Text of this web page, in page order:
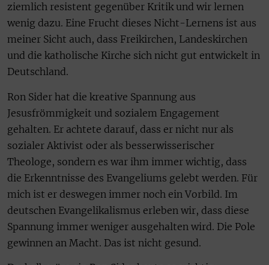
ziemlich resistent gegenüber Kritik und wir lernen
wenig dazu. Eine Frucht dieses Nicht-Lernens ist aus
meiner Sicht auch, dass Freikirchen, Landeskirchen
und die katholische Kirche sich nicht gut entwickelt in
Deutschland.
Ron Sider hat die kreative Spannung aus
Jesusfrömmigkeit und sozialem Engagement
gehalten. Er achtete darauf, dass er nicht nur als
sozialer Aktivist oder als besserwisserischer
Theologe, sondern es war ihm immer wichtig, dass
die Erkenntnisse des Evangeliums gelebt werden. Für
mich ist er deswegen immer noch ein Vorbild. Im
deutschen Evangelikalismus erleben wir, dass diese
Spannung immer weniger ausgehalten wird. Die Pole
gewinnen an Macht. Das ist nicht gesund.